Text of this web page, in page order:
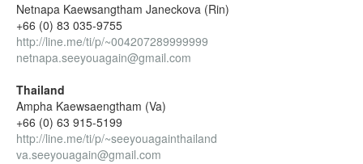
Netnapa Kaewsangtham Janeckova (Rin)
+66 (0) 83 035-9755
http://line.me/ti/p/~004207289999999
netnapa.seeyouagain@gmail.com
Thailand
Ampha Kaewsaengtham (Va)
+66 (0) 63 915-5199
http://line.me/ti/p/~seeyouagainthailand
va.seeyouagain@gmail.com